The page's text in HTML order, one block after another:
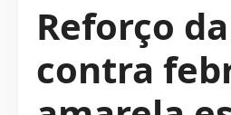
Reforço
contra